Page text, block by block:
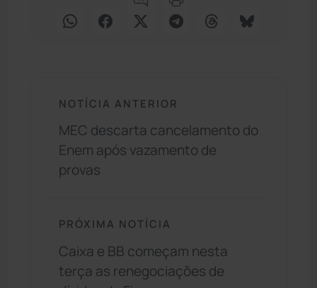
NOTÍCIA ANTERIOR
MEC descarta cancelamento do
Enem após vazamento de
provas
PRÓXIMA NOTÍCIA
Caixa e BB começam nesta
terça as renegociações de